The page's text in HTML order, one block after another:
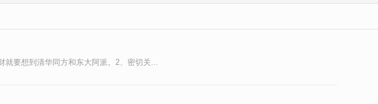
就要想到清华同方和东大阿派。2、密切关...